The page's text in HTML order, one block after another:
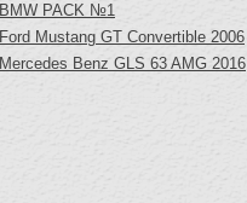
BMW PACK №1
Ford Mustang GT Convertible 2006
Mercedes Benz GLS 63 AMG 2016